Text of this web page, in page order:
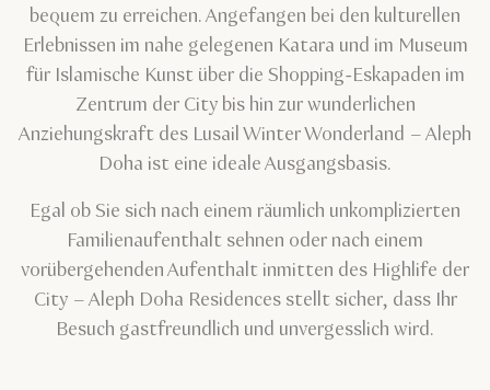
bequem zu erreichen. Angefangen bei den kulturellen
Erlebnissen im nahe gelegenen Katara und im Museum
für Islamische Kunst über die Shopping-Eskapaden im
Zentrum der City bis hin zur wunderlichen
Anziehungskraft des Lusail Winter Wonderland – Aleph
Doha ist eine ideale Ausgangsbasis.
Egal ob Sie sich nach einem räumlich unkomplizierten
Familienaufenthalt sehnen oder nach einem
vorübergehenden Aufenthalt inmitten des Highlife der
City – Aleph Doha Residences stellt sicher, dass Ihr
Besuch gastfreundlich und unvergesslich wird.